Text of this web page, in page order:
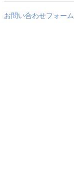
お問い合わせフォーム